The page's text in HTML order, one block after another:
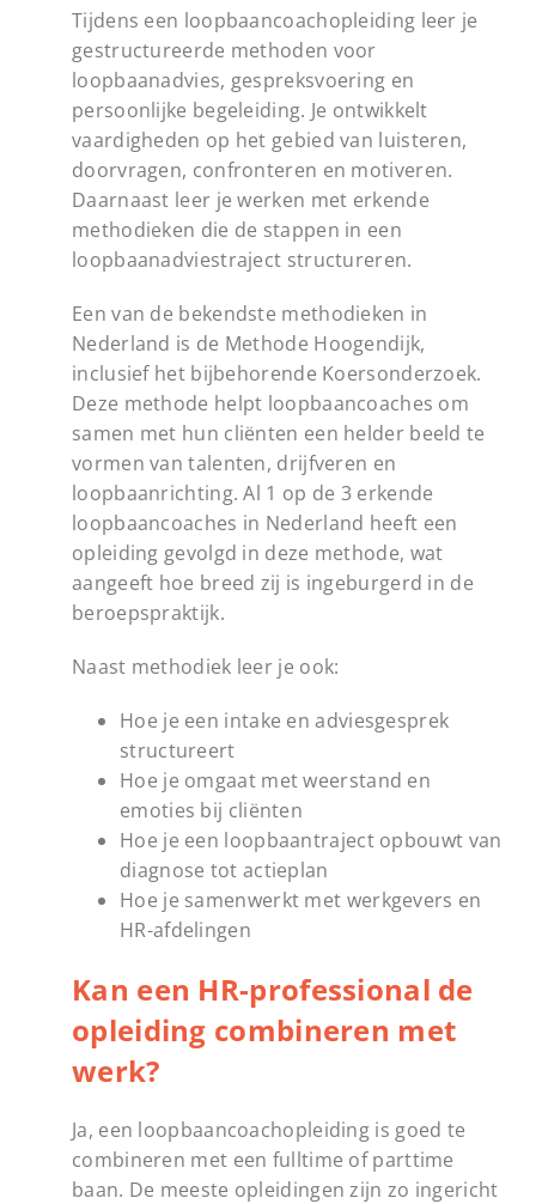
Tijdens een loopbaancoachopleiding leer je
gestructureerde methoden voor
loopbaanadvies, gespreksvoering en
persoonlijke begeleiding. Je ontwikkelt
vaardigheden op het gebied van luisteren,
doorvragen, confronteren en motiveren.
Daarnaast leer je werken met erkende
methodieken die de stappen in een
loopbaanadviestraject structureren.
Een van de bekendste methodieken in
Nederland is de Methode Hoogendijk,
inclusief het bijbehorende Koersonderzoek.
Deze methode helpt loopbaancoaches om
samen met hun cliënten een helder beeld te
vormen van talenten, drijfveren en
loopbaanrichting. Al 1 op de 3 erkende
loopbaancoaches in Nederland heeft een
opleiding gevolgd in deze methode, wat
aangeeft hoe breed zij is ingeburgerd in de
beroepspraktijk.
Naast methodiek leer je ook:
Hoe je een intake en adviesgesprek
structureert
Hoe je omgaat met weerstand en
emoties bij cliënten
Hoe je een loopbaantraject opbouwt van
diagnose tot actieplan
Hoe je samenwerkt met werkgevers en
HR-afdelingen
Kan een HR-professional de
opleiding combineren met
werk?
Ja, een loopbaancoachopleiding is goed te
combineren met een fulltime of parttime
baan. De meeste opleidingen zijn zo ingericht